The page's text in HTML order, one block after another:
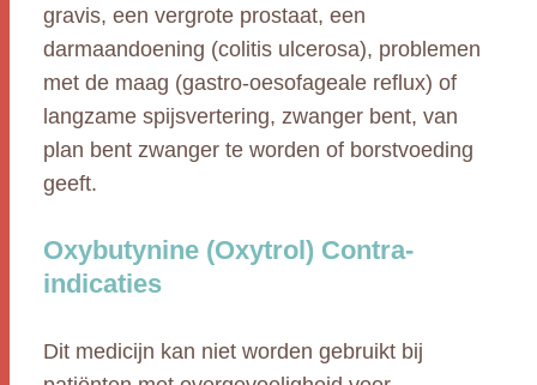
gravis, een vergrote prostaat, een
darmaandoening (colitis ulcerosa), problemen
met de maag (gastro-oesofageale reflux) of
langzame spijsvertering, zwanger bent, van
plan bent zwanger te worden of borstvoeding
geeft.
Oxybutynine (Oxytrol) Contra-
indicaties
Dit medicijn kan niet worden gebruikt bij